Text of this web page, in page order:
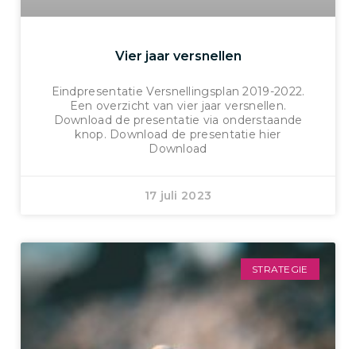
Vier jaar versnellen
Eindpresentatie Versnellingsplan 2019-2022.
Een overzicht van vier jaar versnellen.
Download de presentatie via onderstaande
knop. Download de presentatie hier
Download
17 juli 2023
STRATEGIE